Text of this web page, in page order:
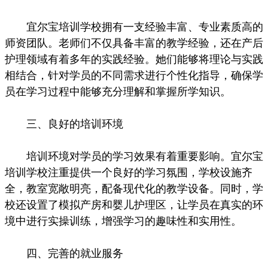
宜尔宝培训学校拥有一支经验丰富、专业素质高的
师资团队。老师们不仅具备丰富的教学经验，还在产后
护理领域有着多年的实践经验。她们能够将理论与实践
相结合，针对学员的不同需求进行个性化指导，确保学
员在学习过程中能够充分理解和掌握所学知识。
三、良好的培训环境
培训环境对学员的学习效果有着重要影响。宜尔宝
培训学校注重提供一个良好的学习氛围，学校设施齐
全，教室宽敞明亮，配备现代化的教学设备。同时，学
校还设置了模拟产房和婴儿护理区，让学员在真实的环
境中进行实操训练，增强学习的趣味性和实用性。
四、完善的就业服务